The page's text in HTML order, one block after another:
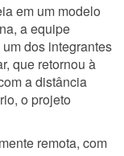
em um modelo
a equipe
dos integrantes
que retornou à
a distância
o projeto
remota, com